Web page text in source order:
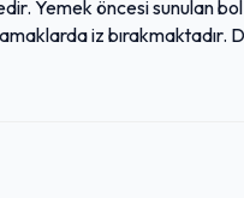
Yemek öncesi sunulan
iz bırakmaktadır.
hazırlanmış ve ustaca
Lüleburgaz
almaktadır.